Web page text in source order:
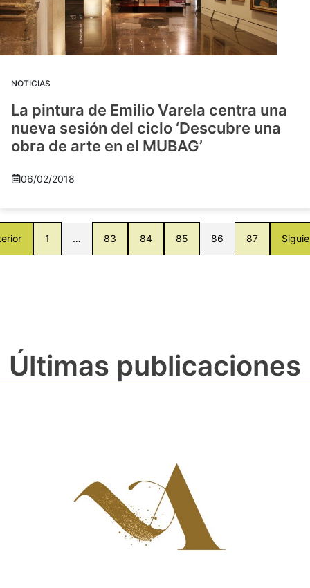
NOTICIAS
La pintura de Emilio Varela centra una
nueva sesión del ciclo ‘Descubre una
obra de arte en el MUBAG’
06/02/2018
1 … 83 84 85 86 87
Últimas publicaciones